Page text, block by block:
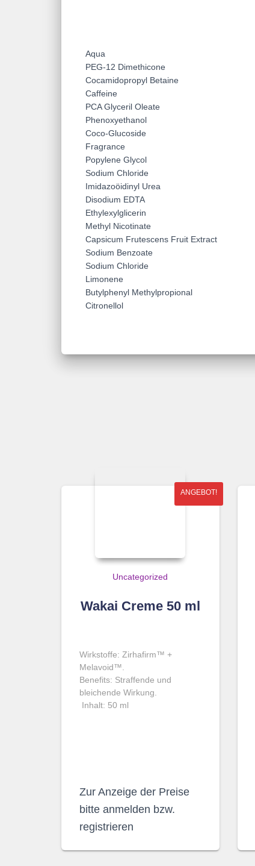
Aqua
PEG-12 Dimethicone
Cocamidopropyl Betaine
Caffeine
PCA Glyceril Oleate
Phenoxyethanol
Coco-Glucoside
Fragrance
Popylene Glycol
Sodium Chloride
Imidazoöidinyl Urea
Disodium EDTA
Ethylexylglicerin
Methyl Nicotinate
Capsicum Frutescens Fruit Extract
Sodium Benzoate
Sodium Chloride
Limonene
Butylphenyl Methylpropional
Citronellol
ANGEBOT!
Uncategorized
Wakai Creme 50 ml
Wirkstoffe: Zirhafirm™ +
Melavoid™.
Benefits: Straffende und
bleichende Wirkung.
Inhalt: 50 ml
Zur Anzeige der Preise
bitte anmelden bzw.
registrieren